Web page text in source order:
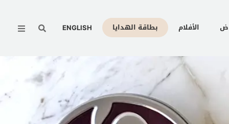
الأفلام بطاقة الهدايا ENGLISH
Menu